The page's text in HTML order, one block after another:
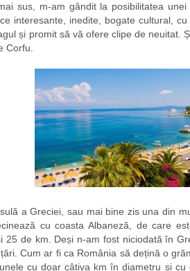
sus, m-am gândit la posibilitatea
interesante, inedite, bogate cultural,
și promit să vă ofere clipe de neuitat.
Corfu.
a Greciei, sau mai bine zis una din
cu coasta Albaneză, de care
25 de km. Deși n-am fost niciodată în
Cum ar fi ca România să dețină o
cu doar câțiva km în diametru și